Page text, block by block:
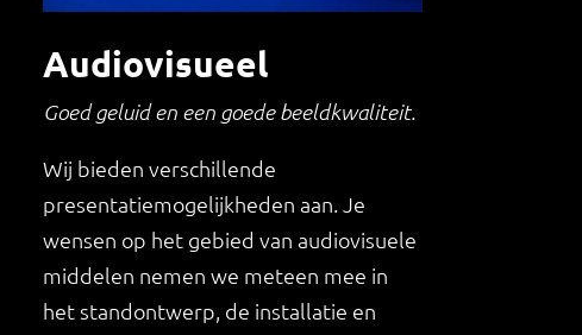
Audiovisueel
Goed geluid en een goede beeldkwaliteit.
Wij bieden verschillende
presentatiemogelijkheden aan. Je
wensen op het gebied van audiovisuele
middelen nemen we meteen mee in
het standontwerp, de installatie en